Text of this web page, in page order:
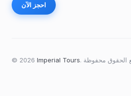
احجز الآن
© 2026 Imperial Tours.